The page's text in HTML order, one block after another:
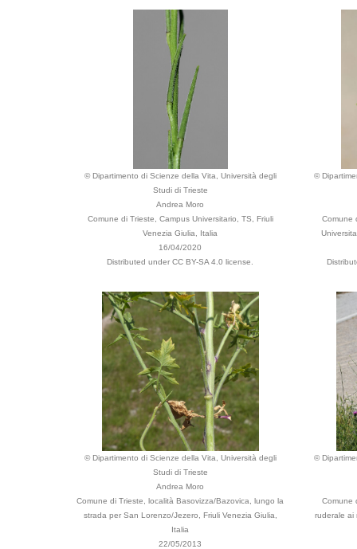
© Dipartimento di Scienze della Vita, Università degli
Studi di Trieste
Andrea Moro
Comune di Trieste, Campus Universitario, TS, Friuli
Venezia Giulia, Italia
16/04/2020
Distributed under CC BY-SA 4.0 license.
©
Comune
© Dipartimento di Scienze della Vita, Università degli
Studi di Trieste
Andrea Moro
Comune di Trieste, località Basovizza/Bazovica, lungo la
strada per San Lorenzo/Jezero, Friuli Venezia Giulia,
Italia
22/05/2013
©
Comune
ruderale ai